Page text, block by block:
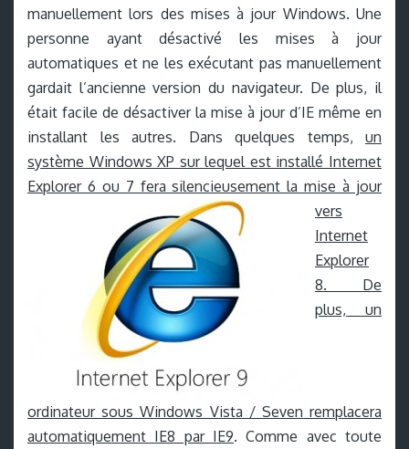
manuellement lors des mises à jour Windows. Une
personne ayant désactivé les mises à jour
automatiques et ne les exécutant pas manuellement
gardait l’ancienne version du navigateur. De plus, il
était facile de désactiver la mise à jour d’IE même en
installant les autres. Dans quelques temps, un
système Windows XP sur lequel est installé Internet
Explorer 6 ou 7 fera silencieusement la mise à jour
vers
Internet
Explorer
8. De
plus, un
ordinateur sous Windows Vista / Seven remplacera
automatiquement IE8 par IE9. Comme avec toute